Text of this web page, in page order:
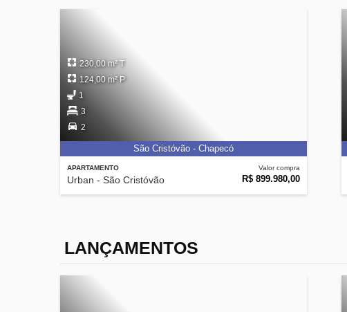
APARTAMENTO
Urban - São Cristóvão
Valor compra
R$ 899.980,00
230,00 m² T
124,00 m² P
1
3
2
São Cristóvão - Chapecó
LANÇAMENTOS